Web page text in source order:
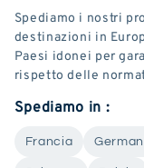
Spediamo i nostri
destinazioni in
Paesi idonei per
rispetto delle
Spediamo in :
Francia